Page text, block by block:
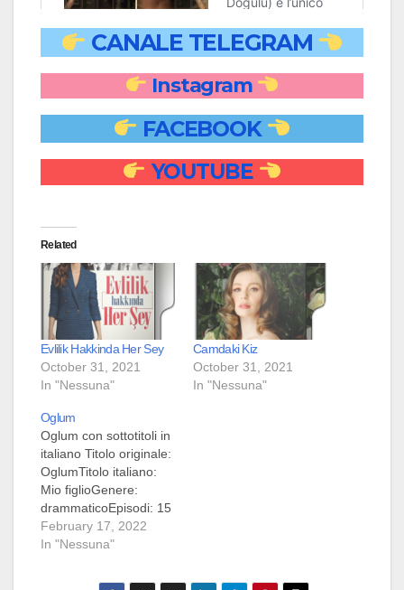
CANALE TELEGRAM
Instagram
FACEBOOK
YOUTUBE
Related
Evlilik Hakkinda Her Sey
October 31, 2021
In "Nessuna"
Camdaki Kiz
October 31, 2021
In "Nessuna"
Oglum
Oglum con sottotitoli in
italiano Titolo originale:
OglumTitolo italiano:
Mio figlioGenere:
drammaticoEpisodi: 15
Rete di trasmissione:
SHOW TVPeriodo di
febbraio 2022 - 25
February 17, 2022
In "Nessuna"